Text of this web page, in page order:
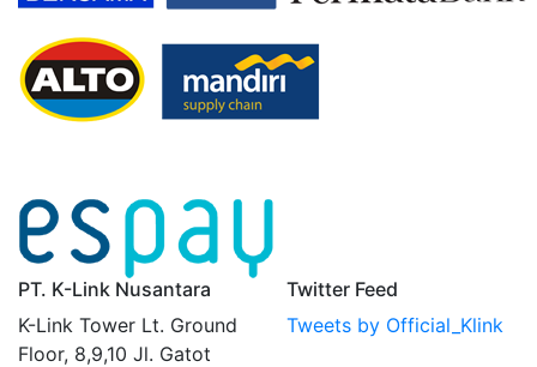
PT. K-Link Nusantara
K-Link Tower Lt. Ground
Floor, 8,9,10 Jl. Gatot
Twitter Feed
Tweets by Official_Klink